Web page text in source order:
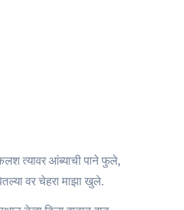
त्यावर आंब्याची पाने फुले,
वर चेहरा माझा खुले.